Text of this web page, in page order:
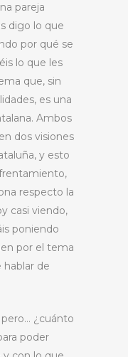
pareja
digo lo que
por qué se
lo que les
que, sin
es una
Ambos
dos visiones
y esto
respecto la
casi viendo,
poniendo
por el tema
hablar de
pero… ¿cuánto
poder